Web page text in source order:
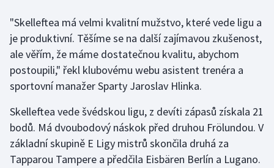
Futsal
Golf
Házená
Jezdectví
"Skelleftea má velmi kvalitní mužstvo, které vede ligu a
je produktivní. Těšíme se na další zajímavou zkušenost,
ale věřím, že máme dostatečnou kvalitu, abychom
postoupili," řekl klubovému webu asistent trenéra a
sportovní manažer Sparty Jaroslav Hlinka.
Skelleftea vede švédskou ligu, z devíti zápasů získala 21
bodů. Má dvoubodový náskok před druhou Frölundou. V
základní skupině E Ligy mistrů skončila druhá za
Tapparou Tampere a předčila Eisbären Berlín a Lugano.